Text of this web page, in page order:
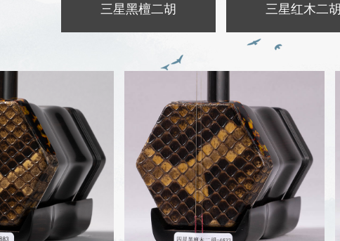
三星黑檀二胡 三星红木二胡